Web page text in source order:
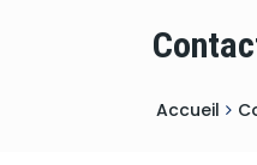
Accueil